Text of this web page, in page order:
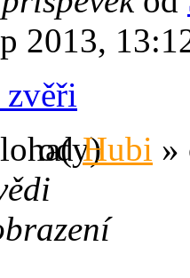
2013,
zvěři
odHubi »